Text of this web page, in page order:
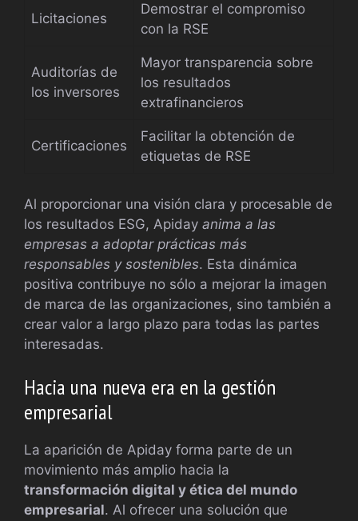
Licitaciones
Demostrar el compromiso
con la RSE
Auditorías de
los inversores
Mayor transparencia sobre
los resultados
extrafinancieros
Certificaciones
Facilitar la obtención de
etiquetas de RSE
Al proporcionar una visión clara y procesable de
los resultados ESG, Apiday anima a las
empresas a adoptar prácticas más
responsables y sostenibles. Esta dinámica
positiva contribuye no sólo a mejorar la imagen
de marca de las organizaciones, sino también a
crear valor a largo plazo para todas las partes
interesadas.
Hacia una nueva era en la gestión
empresarial
La aparición de Apiday forma parte de un
movimiento más amplio hacia la
transformación digital y ética del mundo
empresarial. Al ofrecer una solución que